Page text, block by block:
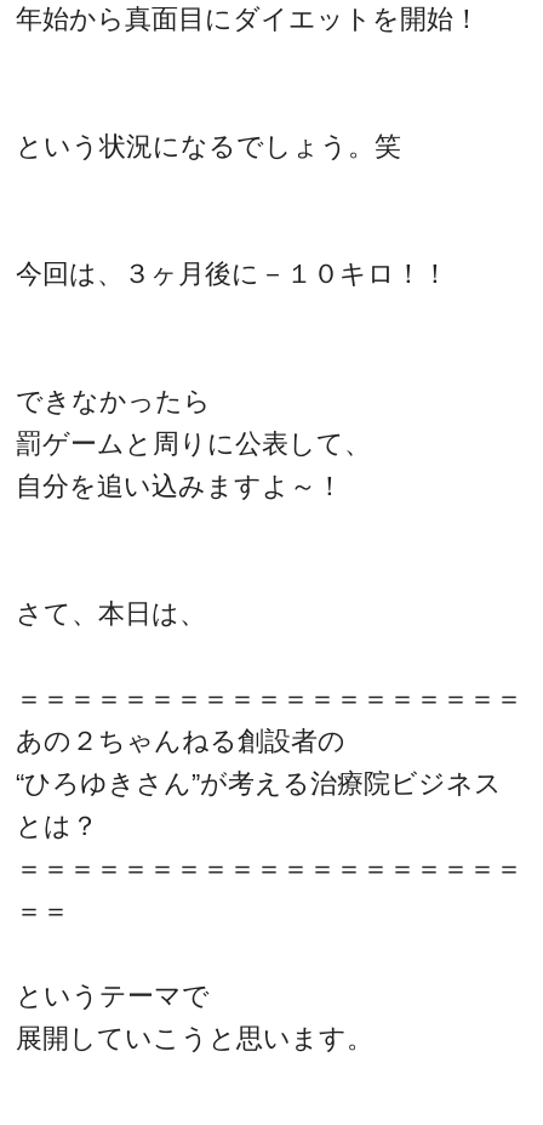
年始から真面目にダイエットを開始！
という状況になるでしょう。笑
今回は、３ヶ月後に－１０キロ！！
できなかったら
罰ゲームと周りに公表して、
自分を追い込みますよ～！
さて、本日は、
＝＝＝＝＝＝＝＝＝＝＝＝＝＝＝＝＝＝＝
あの２ちゃんねる創設者の
“ひろゆきさん”が考える治療院ビジネス
とは？
＝＝＝＝＝＝＝＝＝＝＝＝＝＝＝＝＝＝＝
＝＝
というテーマで
展開していこうと思います。